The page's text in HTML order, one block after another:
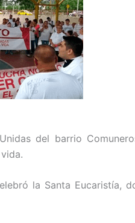
del barrio
la Santa Eucaristía,